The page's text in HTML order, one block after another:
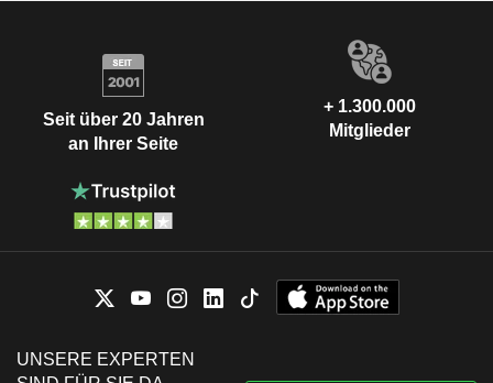
Seit über 20 Jahren
an Ihrer Seite
+ 1.300.000
Mitglieder
UNSERE EXPERTEN